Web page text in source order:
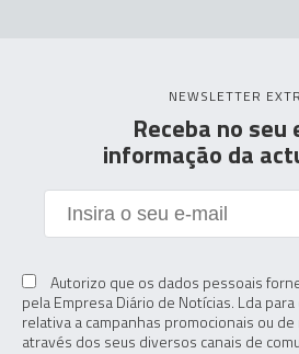
NEWSLETTER
Receba no seu
informação da
Autorizo que os dados pessoais
pela Empresa Diário de Notícias. Lda
relativa a campanhas promocionais ou de
através dos seus diversos canais de